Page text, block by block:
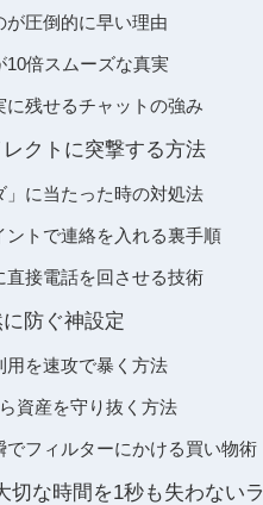
圧倒的に早い理由
倍スムーズな真実
残せるチャットの強み
クトに突撃する方法
に当たった時の対処法
トで連絡を入れる裏手順
直接電話を回させる技術
防ぐ神設定
用を速攻で暴く方法
資産を守り抜く方法
フィルターにかける買い物術
な時間を1秒も失わない